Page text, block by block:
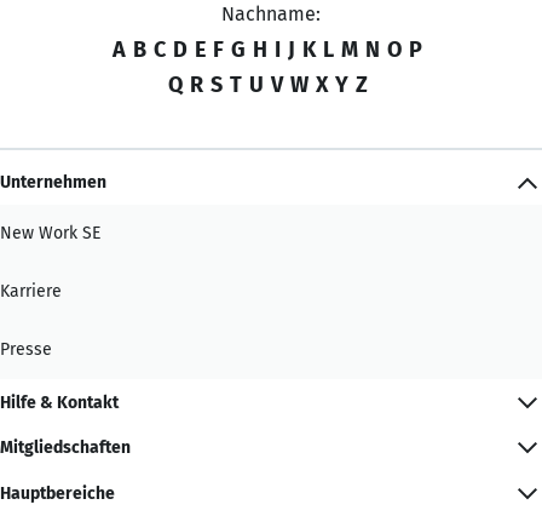
Nachname:
A B C D E F G H I J K L M N O P
Q R S T U V W X Y Z
Unternehmen
New Work SE
Karriere
Presse
Hilfe & Kontakt
Mitgliedschaften
Hauptbereiche